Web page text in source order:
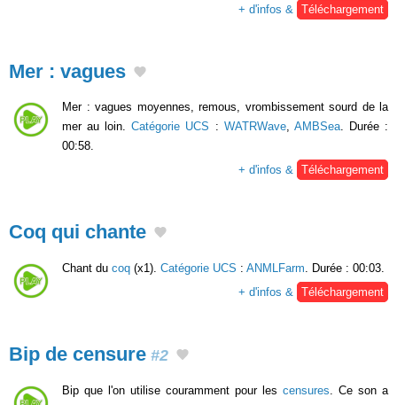
+ d'infos &
Téléchargement
Mer : vagues
Mer : vagues moyennes, remous, vrombissement sourd de la
mer au loin.Catégorie UCS : WATRWave, AMBSea. Durée :
00:58.
+ d'infos & Téléchargement
Coq qui chante
Chant du coq (x1). Catégorie UCS : ANMLFarm. Durée : 00:03.
+ d'infos & Téléchargement
Bip de censure #2
Bip que l'on utilise couramment pour les censures . Ce son a